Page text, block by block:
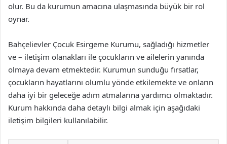
olur. Bu da kurumun amacına ulaşmasında büyük bir rol
oynar.
Bahçelievler Çocuk Esirgeme Kurumu, sağladığı hizmetler
ve – iletişim olanakları ile çocukların ve ailelerin yanında
olmaya devam etmektedir. Kurumun sunduğu fırsatlar,
çocukların hayatlarını olumlu yönde etkilemekte ve onların
daha iyi bir geleceğe adım atmalarına yardımcı olmaktadır.
Kurum hakkında daha detaylı bilgi almak için aşağıdaki
iletişim bilgileri kullanılabilir.